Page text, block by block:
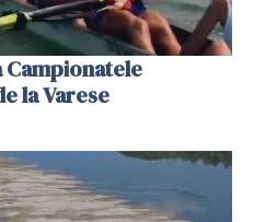
Campionatele
la Varese